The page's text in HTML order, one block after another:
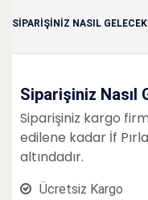
Yorum Başlığı
SIPARIŞINIZ NASIL
Siparişiniz Nasıl
Siparişiniz kargo
edilene kadar İf
altındadır.
Ücretsiz Kargo